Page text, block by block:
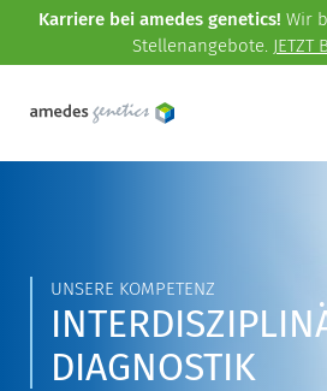
Karriere bei amedes genetics! Wir
Stellenangebote. JETZT
UNSERE KOMPETENZ
DIAGNOSTIK